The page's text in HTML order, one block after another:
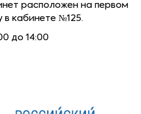
расположен на первом
кабинете №125.
до 14:00